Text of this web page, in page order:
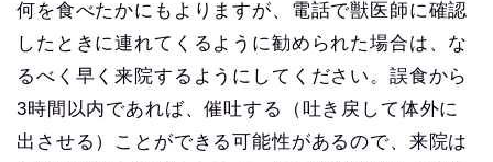
何を食べたかにもよりますが、電話で獣医師に確認
したときに連れてくるように勧められた場合は、な
るべく早く来院するようにしてください。誤食から
3時間以内であれば、催吐する（吐き戻して体外に
出させる）ことができる可能性があるので、来院は